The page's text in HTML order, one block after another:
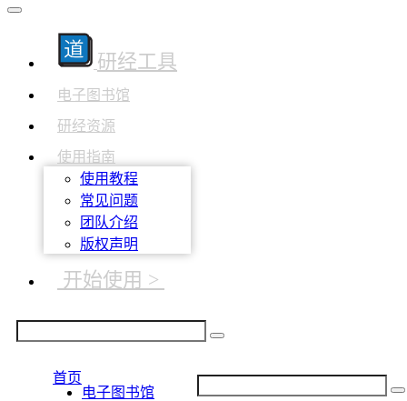
研经工具
电子图书馆
研经资源
使用指南
使用教程
常见问题
团队介绍
版权声明
开始使用 >
首页
电子图书馆